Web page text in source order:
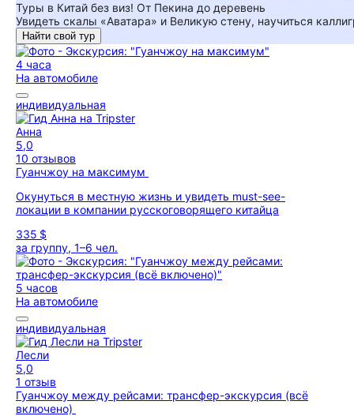
Туры в Китай без виз! От Пекина до деревень
Увидеть скалы «Аватара» и Великую стену, научиться
Найти свой тур
4 часа
На автомобиле
индивидуальная
Анна
5,0
10 отзывов
Гуанчжоу на максимум
Окунуться в местную жизнь и увидеть must-see-
локации в компании русскоговорящего китайца
335 $
за группу, 1–6 чел.
5 часов
На автомобиле
индивидуальная
Лесли
5,0
1 отзыв
Гуанчжоу между рейсами: трансфер-экскурсия (всё
включено)